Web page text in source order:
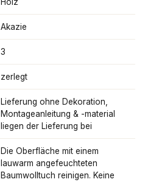
Akazie
3
zerlegt
Lieferung ohne Dekoration,
Montageanleitung & -material
liegen der Lieferung bei
Die Oberfläche mit einem
lauwarm angefeuchteten
Baumwolltuch reinigen. Keine